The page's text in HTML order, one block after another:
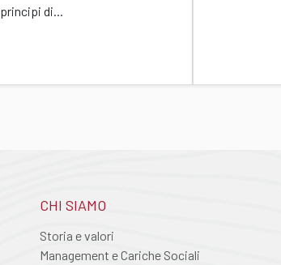
principi di...
CHI SIAMO
Storia e valori
Management e Cariche Sociali